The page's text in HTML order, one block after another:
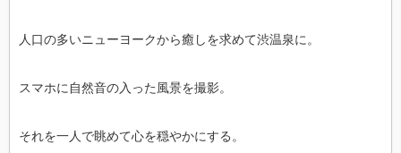
人口の多いニューヨークから癒しを求めて渋温泉に。
スマホに自然音の入った風景を撮影。
それを一人で眺めて心を穏やかにする。